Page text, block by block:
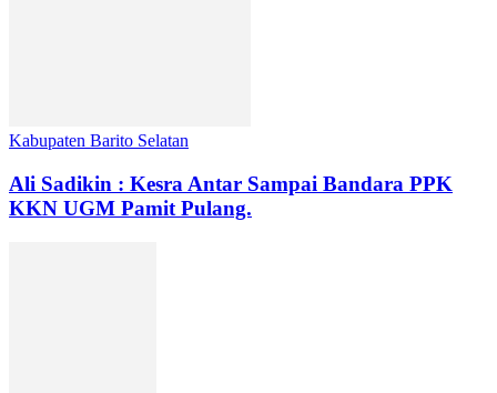
Kabupaten Barito Selatan
Ali Sadikin : Kesra Antar Sampai Bandara PPK
KKN UGM Pamit Pulang.